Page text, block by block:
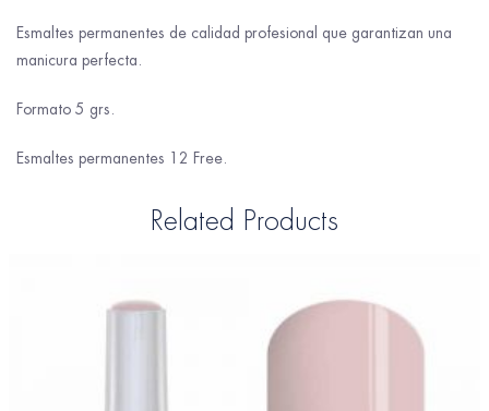
Esmaltes permanentes de calidad profesional que garantizan una
manicura perfecta.
Formato 5 grs.
Esmaltes permanentes 12 Free.
Related Products